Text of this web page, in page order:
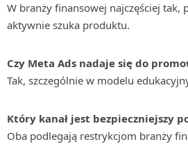
W branży finansowej najczęściej tak,
aktywnie szuka produktu.
Czy Meta Ads nadaje się do
Tak, szczególnie w modelu
Który kanał jest bezpieczniejszy
Oba podlegają restrykcjom branży